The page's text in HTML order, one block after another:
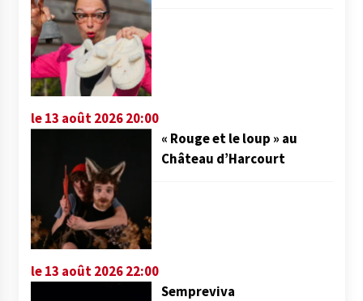
le 13 août 2026 20:00
« Rouge et le loup » au
Château d’Harcourt
le 13 août 2026 22:00
Sempreviva